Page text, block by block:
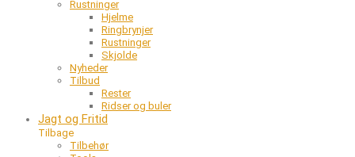
Rustninger
Hjelme
Ringbrynjer
Rustninger
Skjolde
Nyheder
Tilbud
Rester
Ridser og buler
Jagt og Fritid
Tilbage
Tilbehør